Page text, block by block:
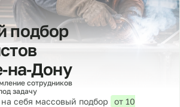
подбор
сотрудников
задачу
себя массовый подбор
от 10